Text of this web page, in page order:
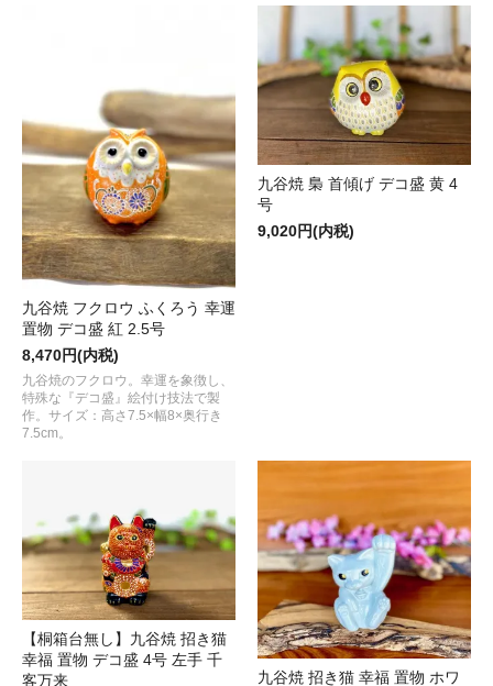
九谷焼 フクロウ ふくろう 幸運
置物 デコ盛 紅 2.5号
8,470円(内税)
九谷焼のフクロウ。幸運を象徴し、
特殊な『デコ盛』絵付け技法で製
作。サイズ：高さ7.5×幅8×奥行き
7.5cm。
九谷焼 梟 首傾げ デコ盛 黄 4
号
9,020円(内税)
【桐箱台無し】九谷焼 招き猫
幸福 置物 デコ盛 4号 左手 千
客万来
九谷焼 招き猫 幸福 置物 ホワ